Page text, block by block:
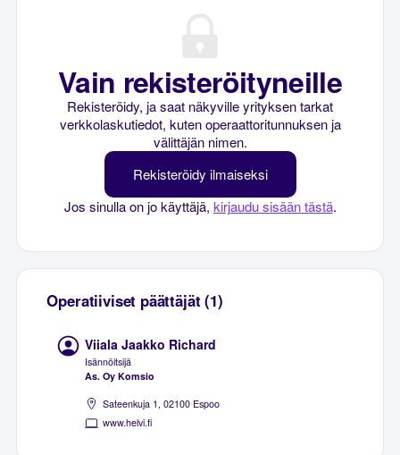
Vain rekisteröityneille
Rekisteröidy, ja saat näkyville yrityksen tarkat
verkkolaskutiedot, kuten operaattoritunnuksen ja
välittäjän nimen.
Rekisteröidy ilmaiseksi
Jos sinulla on jo käyttäjä, kirjaudu sisään tästä.
Operatiiviset päättäjät (1)
Viiala Jaakko Richard
Isännöitsijä
As. Oy Komsio
Sateenkuja 1, 02100 Espoo
www.helvi.fi